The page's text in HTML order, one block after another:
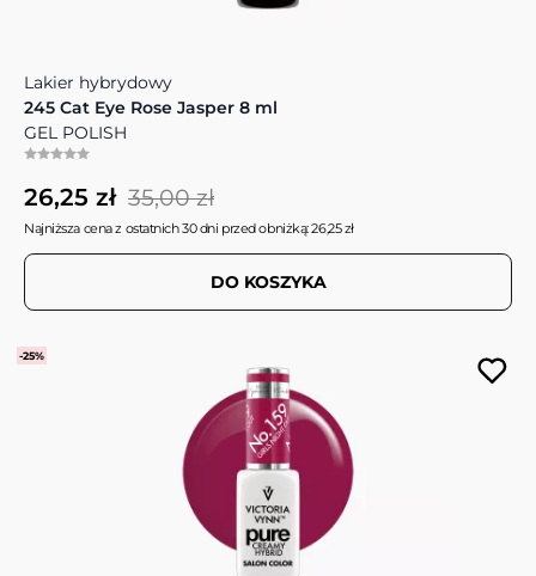
Lakier hybrydowy
245 Cat Eye Rose Jasper 8 ml
GEL POLISH
26,25 zł 35,00 zł
Najniższa cena z ostatnich 30 dni przed obniżką: 26,25 zł
DO KOSZYKA
-25%